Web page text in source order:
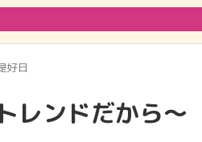
好日
レンドだから～